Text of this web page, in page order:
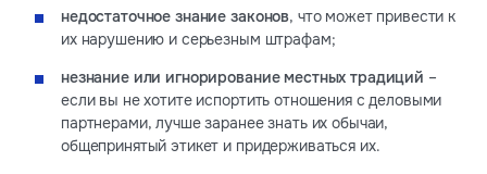
недостаточное знание законов, что может привести к
их нарушению и серьезным штрафам;
незнание или игнорирование местных традиций –
если вы не хотите испортить отношения с деловыми
партнерами, лучше заранее знать их обычаи,
общепринятый этикет и придерживаться их.